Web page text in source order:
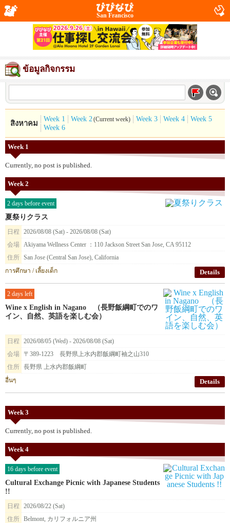
San Francisco
ข้อมูลกิจกรรม
สิงหาคม
Week 1 Week 2(Current week) Week 3 Week 4
Week 5
Week 6
Week 1
Currently, no post is published.
Week 2
2 days before event
夏祭りクラス
日程
2026/08/08 (Sat) - 2026/08/08 (Sat)
会場 Akiyama Wellness Center ：110 Jackson Street San Jose, CA 95112
住所 San Jose (Central San Jose), California
การศึกษา / เลี้ยงเด็ก
Details
2 days left
Wine x English in Nagano （長野飯綱町でのワ
イン、自然、英語を楽しむ会）
日程
2026/08/05 (Wed) - 2026/08/08 (Sat)
会場
〒389-1223 長野県上水内郡飯綱町袖之山310
住所 長野県 上水内郡飯綱町
อื่นๆ
Details
Week 3
Currently, no post is published.
Week 4
16 days before event
Cultural Exchange Picnic with Japanese Students
!!
日程
2026/08/22 (Sat)
住所 Belmont, カリフォルニア州